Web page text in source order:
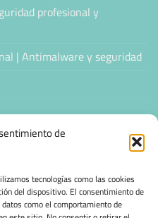
de
tecnologías como las cookies
del dispositivo. El consentimiento de
como el comportamiento de
profesional y
| Antimalware y seguridad